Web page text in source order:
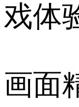
戏体
画面